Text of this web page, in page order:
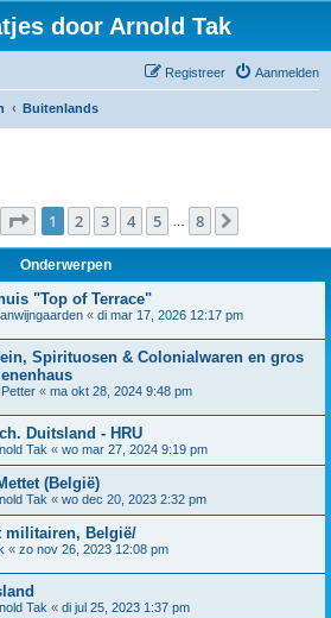
door Arnold Tak
Aanmelden
Registreer
Buitenlands
Pagina van 8
1 2 3 4 5 8
Onderwerpen
"Top of Terrace"
« di mar 17, 2026 12:17 pm
Spirituosen & Colonialwaren en gros
Petter « ma okt 28, 2024 9:48 pm
Duitsland - HRU
Tak « wo mar 27, 2024 9:19 pm
(België)
Tak « wo dec 20, 2023 2:32 pm
militairen, België/
« zo nov 26, 2023 12:08 pm
Tak « di jul 25, 2023 1:37 pm